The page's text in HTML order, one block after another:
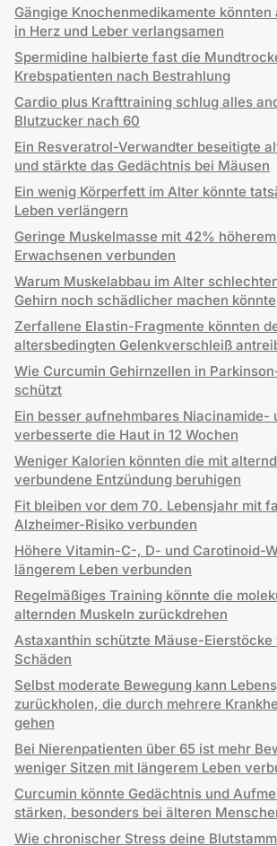
Gängige Knochenmedikamente
in Herz und Leber verlangsamen
Spermidine halbierte fast die
Krebspatienten nach Bestrahlung
Cardio plus Krafttraining schlug alles
Blutzucker nach 60
Ein Resveratrol-Verwandter beseitigte
und stärkte das Gedächtnis bei Mäusen
Ein wenig Körperfett im Alter könnte
Leben verlängern
Geringe Muskelmasse mit 42%
Erwachsenen verbunden
Warum Muskelabbau im Alter
Gehirn noch schädlicher machen könnte
Zerfallene Elastin-Fragmente könnten
altersbedingten Gelenkverschleiß
Wie Curcumin Gehirnzellen in
schützt
Ein besser aufnehmbares Niacinamide-
verbesserte die Haut in 12 Wochen
Weniger Kalorien könnten die mit
verbundene Entzündung beruhigen
Fit bleiben vor dem 70. Lebensjahr mit
Alzheimer-Risiko verbunden
Höhere Vitamin-C-, D- und Carotinoid-
längerem Leben verbunden
Regelmäßiges Training könnte die
alternden Muskeln zurückdrehen
Astaxanthin schützte Mäuse-Eierstöcke
Schäden
Selbst moderate Bewegung kann
zurückholen, die durch mehrere
gehen
Bei Nierenpatienten über 65 ist mehr
weniger Sitzen mit längerem Leben
Curcumin könnte Gedächtnis und
stärken, besonders bei älteren
Wie chronischer Stress deine